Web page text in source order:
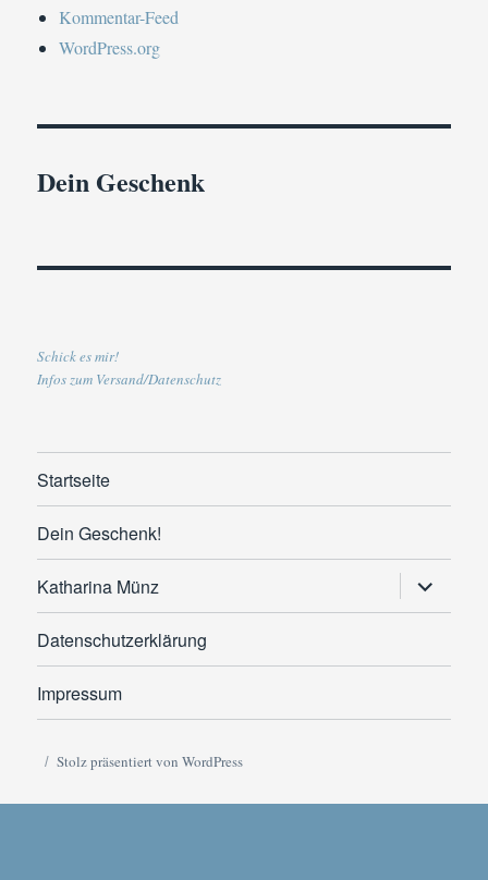
Kommentar-Feed
WordPress.org
Dein Geschenk
Schick es mir!
Infos zum Versand/Datenschutz
Startseite
Dein Geschenk!
Katharina Münz
anzeigen
Datenschutzerklärung
Impressum
Stolz präsentiert von WordPress